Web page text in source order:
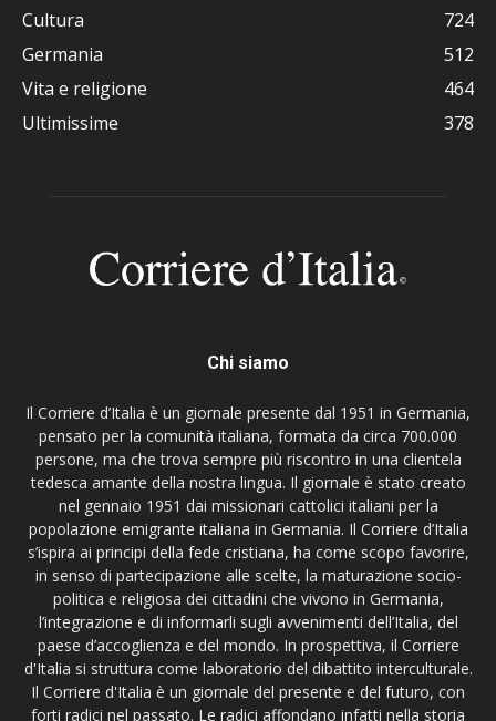
Cultura
724
Germania
512
Vita e religione
464
Ultimissime
378
Chi siamo
Il Corriere d’Italia è un giornale presente dal 1951 in Germania,
pensato per la comunità italiana, formata da circa 700.000
persone, ma che trova sempre più riscontro in una clientela
tedesca amante della nostra lingua. Il giornale è stato creato
nel gennaio 1951 dai missionari cattolici italiani per la
popolazione emigrante italiana in Germania. Il Corriere d’Italia
s’ispira ai principi della fede cristiana, ha come scopo favorire,
in senso di partecipazione alle scelte, la maturazione socio-
politica e religiosa dei cittadini che vivono in Germania,
l’integrazione e di informarli sugli avvenimenti dell’Italia, del
paese d’accoglienza e del mondo. In prospettiva, il Corriere
d'Italia si struttura come laboratorio del dibattito interculturale.
Il Corriere d'Italia è un giornale del presente e del futuro, con
forti radici nel passato. Le radici affondano infatti nella storia